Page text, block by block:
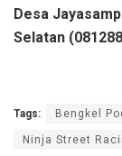
Desa
Selatan
Tags: Bengkel
Ninja Street